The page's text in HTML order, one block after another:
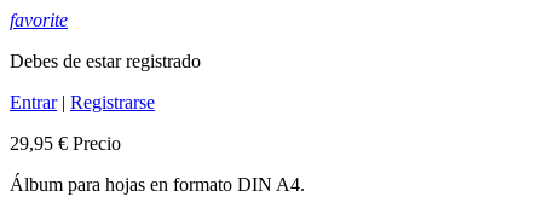
favorite
Debes de estar registrado
Entrar| Registrarse
29,95 € Precio
Álbum para hojas en formato DIN A4.